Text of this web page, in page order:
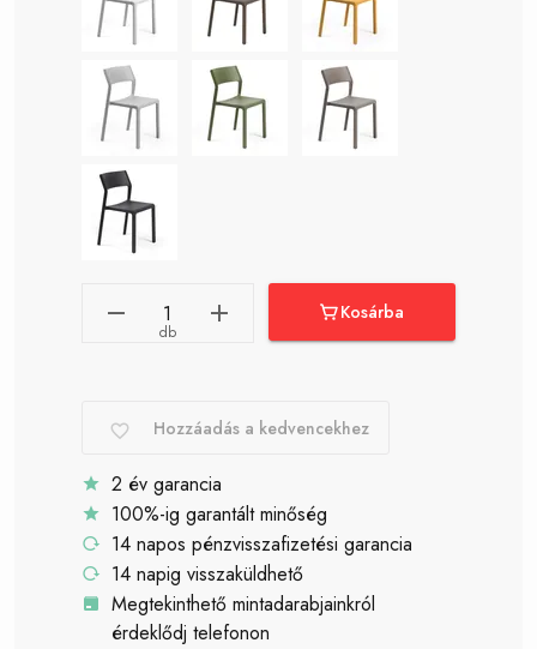
db
Kosárba
Hozzáadás a kedvencekhez
2 év garancia
100%-ig garantált minőség
14 napos pénzvisszafizetési garancia
14 napig visszaküldhető
Megtekinthető mintadarabjainkról
érdeklődj telefonon